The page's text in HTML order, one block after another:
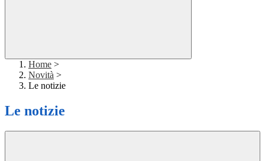
Home >
Novità >
Le notizie
Le notizie